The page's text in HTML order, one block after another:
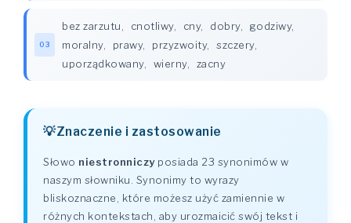
03
bez zarzutu cnotliwy, cny, dobry, godziwy,
moralny, prawy, przyzwoity, szczery,
uporządkowany, wierny, zacny
Znaczenie i zastosowanie
Słowo niestronniczyposiada 23 synonimów w
naszym słowniku. Synonimy to wyrazy
bliskoznaczne, które możesz użyć zamiennie w
różnych kontekstach, aby urozmaicić swój tekst i